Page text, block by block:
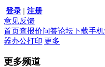
登录 | 注册
意见反馈
首页查报价问答论坛下载手机
器办公打印 更多
更多频道